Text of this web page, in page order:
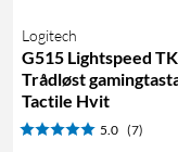
Logitech
G515 Lightspeed
Trådløst
Tactile Hvit
5.0 (7)